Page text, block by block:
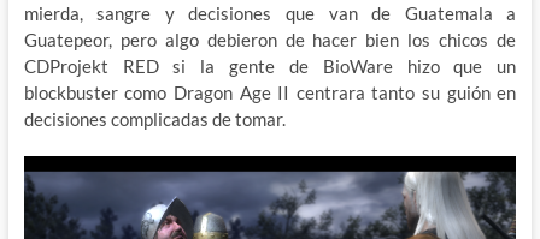
mierda, sangre y decisiones que van de Guatemala a
Guatepeor, pero algo debieron de hacer bien los chicos de
CDProjekt RED si la gente de BioWare hizo que un
blockbuster como Dragon Age II centrara tanto su guión en
decisiones complicadas de tomar.